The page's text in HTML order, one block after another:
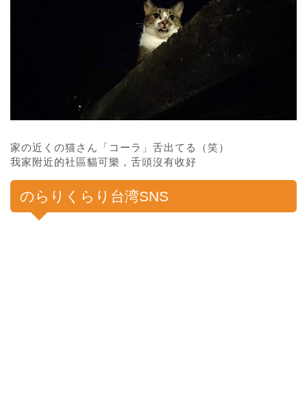
家の近くの猫さん「コーラ」舌出てる（笑）
我家附近的社區貓可樂，舌頭沒有收好
のらりくらり台湾SNS